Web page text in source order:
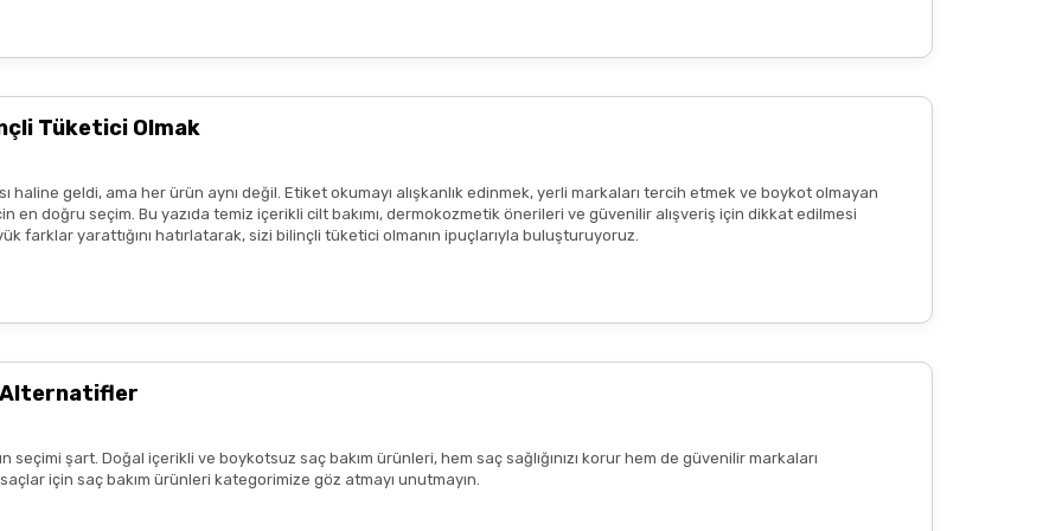
ederim boykot ürünleri
geldi,özenli paketlenmişti.
aldıklarım burada daha
ilk tercih sebebimdi iletişim ve
çok güzel
tavsiyesinin yerini tutmaz.
önce ürünün küçük bir bölgede test edilmesi, olasıalerjik reaksiyonveyaciltte kızarıklıkolup olmadığının
ürün kullanımını durdurunuz ve bir uzmana başvurunuz.
uygun şekilde paylaşılmaktadır.
Tüketici Olmak
haline geldi, ama her ürün aynı değil. Etiket okumayı alışkanlık edinmek, yerli markaları tercih etmek ve boykot olmayan
en doğru seçim. Bu yazıda temiz içerikli cilt bakımı, dermokozmetik önerileri ve güvenilir alışveriş için dikkat edilmesi
farklar yarattığını hatırlatarak, sizi bilinçli tüketici olmanın ipuçlarıyla buluşturuyoruz.
Alternatifler
şart. Doğal içerikli ve boykotsuz saç bakım ürünleri, hem saç sağlığınızı korur hem de güvenilir markaları
için saç bakım ürünleri kategorimize göz atmayı unutmayın.